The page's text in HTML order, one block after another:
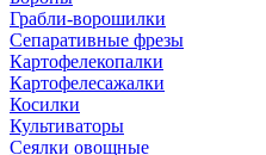
Грабли-ворошилки
Сепаративные фрезы
Картофелекопалки
Картофелесажалки
Косилки
Культиваторы
Сеялки овощные